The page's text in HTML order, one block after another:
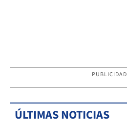
PUBLICIDAD
ÚLTIMAS NOTICIAS